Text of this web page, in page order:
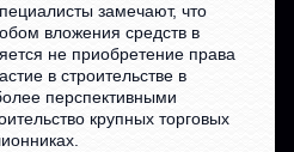
замечают, что
вложения средств в
не приобретение права
в строительстве в
перспективными
крупных торговых